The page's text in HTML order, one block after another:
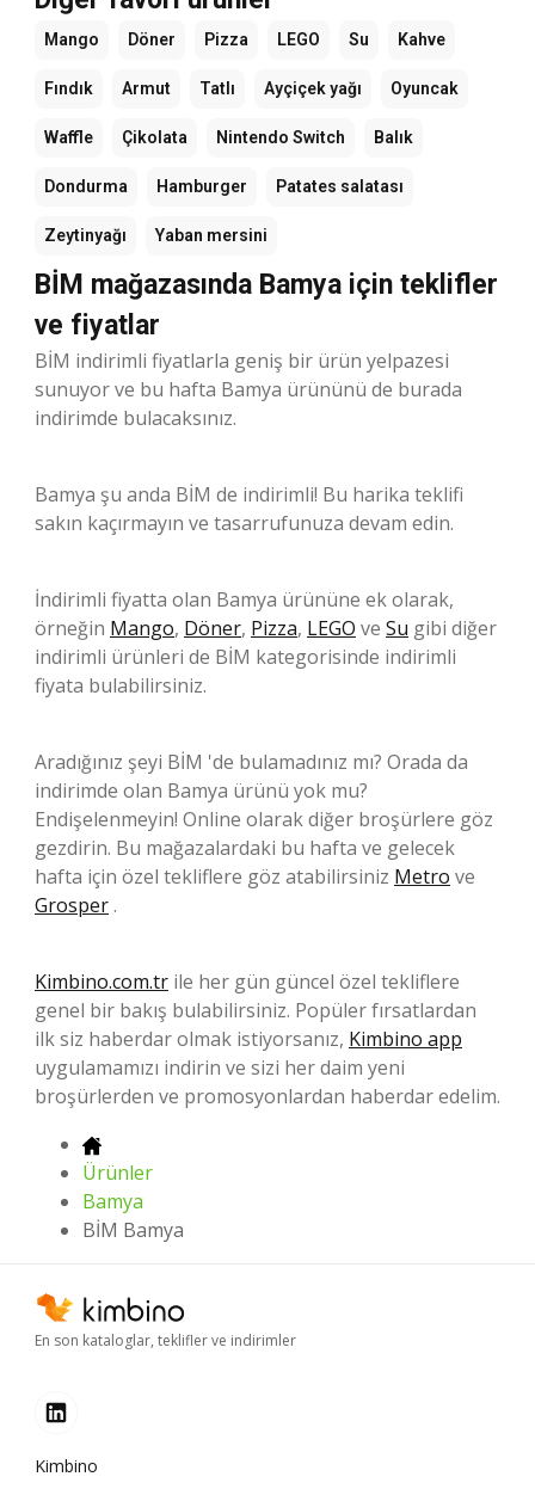
Mango Döner Pizza LEGO Su Kahve
Fındık Armut Tatlı Ayçiçek yağı Oyuncak
Waffle Çikolata Nintendo Switch Balık
Dondurma Hamburger Patates salatası
Zeytinyağı Yaban mersini
BİM mağazasında Bamya için teklifler
ve fiyatlar
BİM indirimli fiyatlarla geniş bir ürün yelpazesi
sunuyor ve bu hafta Bamya ürününü de burada
indirimde bulacaksınız.
Bamya şu anda BİM de indirimli! Bu harika teklifi
sakın kaçırmayın ve tasarrufunuza devam edin.
İndirimli fiyatta olan Bamya ürününe ek olarak,
örneğin Mango, Döner, Pizza, LEGO ve Su gibi diğer
indirimli ürünleri de BİM kategorisinde indirimli
fiyata bulabilirsiniz.
Aradığınız şeyi BİM 'de bulamadınız mı? Orada da
indirimde olan Bamya ürünü yok mu?
Endişelenmeyin! Online olarak diğer broşürlere göz
gezdirin. Bu mağazalardaki bu hafta ve gelecek
hafta için özel tekliflere göz atabilirsiniz Metro ve
Grosper.
Kimbino.com.tr ile her gün güncel özel tekliflere
genel bir bakış bulabilirsiniz. Popüler fırsatlardan
ilk siz haberdar olmak istiyorsanız, Kimbino app
uygulamamızı indirin ve sizi her daim yeni
broşürlerden ve promosyonlardan haberdar edelim.
Ürünler
Bamya
BİM Bamya
En son kataloglar, teklifler ve indirimler
Kimbino